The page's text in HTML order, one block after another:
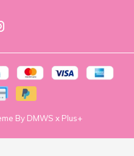
By DMWS x Plus+